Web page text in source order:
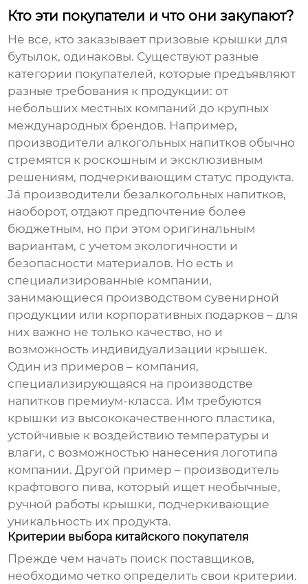
Кто эти покупатели и что они закупают?
Не все, кто заказывает призовые крышки для
бутылок, одинаковы. Существуют разные
категории покупателей, которые предъявляют
разные требования к продукции: от
небольших местных компаний до крупных
международных брендов. Например,
производители алкогольных напитков обычно
стремятся к роскошным и эксклюзивным
решениям, подчеркивающим статус продукта.
Já производители безалкогольных напитков,
наоборот, отдают предпочтение более
бюджетным, но при этом оригинальным
вариантам, с учетом экологичности и
безопасности материалов. Но есть и
специализированные компании,
занимающиеся производством сувенирной
продукции или корпоративных подарков – для
них важно не только качество, но и
возможность индивидуализации крышек.
Один из примеров – компания,
специализирующаяся на производстве
напитков премиум-класса. Им требуются
крышки из высококачественного пластика,
устойчивые к воздействию температуры и
влаги, с возможностью нанесения логотипа
компании. Другой пример – производитель
крафтового пива, который ищет необычные,
ручной работы крышки, подчеркивающие
уникальность их продукта.
Критерии выбора китайского покупателя
Прежде чем начать поиск поставщиков,
необходимо четко определить свои критерии.